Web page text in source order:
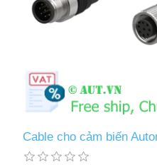
Cable cho cảm biến